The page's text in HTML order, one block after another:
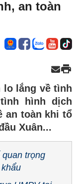
an toàn
lo lắng về tình
hình dịch
an toàn khi tổ
Xuân...
quan trọng